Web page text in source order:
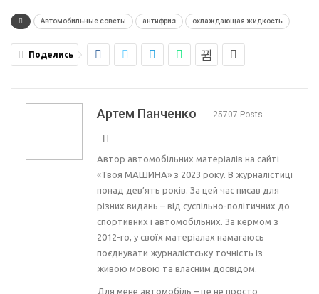
Автомобильные советы антифриз охлаждающая жидкость
Поделись
Артем Панченко 25707 Posts
Автор автомобільних матеріалів на сайті
«Твоя МАШИНА» з 2023 року. В журналістиці
понад дев’ять років. За цей час писав для
різних видань – від суспільно-політичних до
спортивних і автомобільних. За кермом з
2012-го, у своїх матеріалах намагаюсь
поєднувати журналістську точність із
живою мовою та власним досвідом.
Для мене автомобіль – це не просто